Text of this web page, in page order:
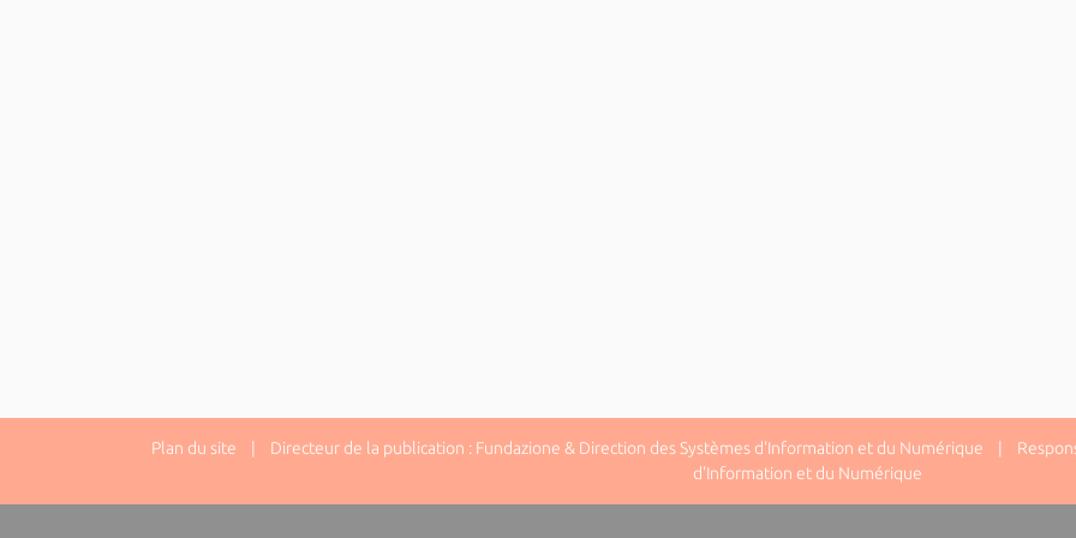
Plan du site | Directeur de la publication : Fundazione & Direction des Systèmes d'Information et du Numérique |
d'Information et du Numérique